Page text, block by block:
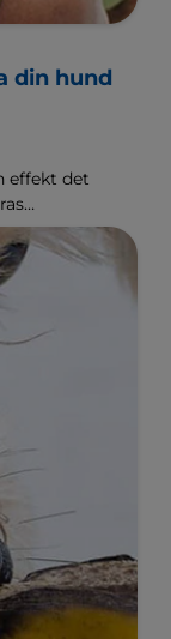
din hund
effekt det